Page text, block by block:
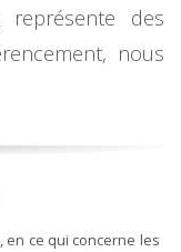
des
nous
ce qui concerne les